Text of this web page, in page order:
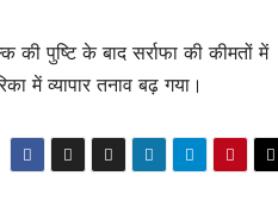
की पुष्टि के बाद सर्राफा की कीमतों में
में व्यापार तनाव बढ़ गया।